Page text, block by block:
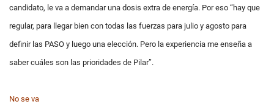
candidato, le va a demandar una dosis extra de energía. Por eso “hay que
regular, para llegar bien con todas las fuerzas para julio y agosto para
definir las PASO y luego una elección. Pero la experiencia me enseña a
saber cuáles son las prioridades de Pilar”.
No se va